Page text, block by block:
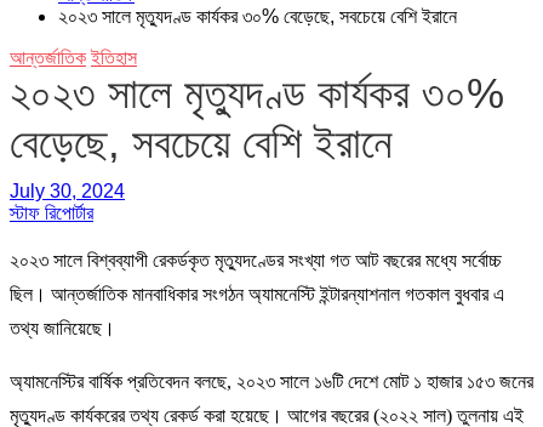
২০২৩ সালে মৃত্যুদণ্ড কার্যকর ৩০% বেড়েছে, সবচেয়ে বেশি ইরানে
আন্তর্জাতিক ইতিহাস
২০২৩ সালে মৃত্যুদণ্ড কার্যকর ৩০%
বেড়েছে, সবচেয়ে বেশি ইরানে
July 30, 2024
স্টাফ রিপোর্টার
২০২৩ সালে বিশ্বব্যাপী রেকর্ডকৃত মৃত্যুদণ্ডের সংখ্যা গত আট বছরের মধ্যে সর্বোচ্চ
ছিল। আন্তর্জাতিক মানবাধিকার সংগঠন অ্যামনেস্টি ইন্টারন্যাশনাল গতকাল বুধবার এ
তথ্য জানিয়েছে।
অ্যামনেস্টির বার্ষিক প্রতিবেদন বলছে, ২০২৩ সালে ১৬টি দেশে মোট ১ হাজার ১৫৩ জনের
মৃত্যুদণ্ড কার্যকরের তথ্য রেকর্ড করা হয়েছে। আগের বছরের (২০২২ সাল) তুলনায় এই